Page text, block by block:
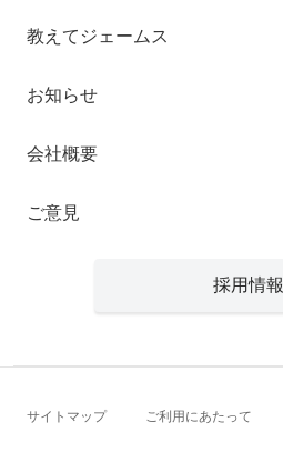
教えてジェームス
お知らせ
会社概要
ご意見
採用情報
サイトマップ ご利用にあたって